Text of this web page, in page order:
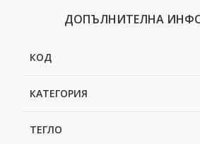
ДОПЪЛНИТЕЛНА
КОД
КАТЕГОРИЯ
ТЕГЛО